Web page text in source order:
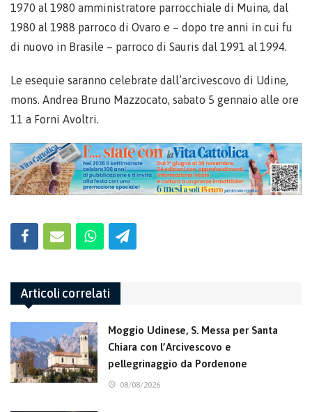
1970 al 1980 amministratore parrocchiale di Muina, dal
1980 al 1988 parroco di Ovaro e – dopo tre anni in cui fu
di nuovo in Brasile – parroco di Sauris dal 1991 al 1994.
Le esequie saranno celebrate dall’arcivescovo di Udine,
mons. Andrea Bruno Mazzocato, sabato 5 gennaio alle ore
11 a Forni Avoltri.
Articoli correlati
Moggio Udinese, S. Messa per Santa
Chiara con l’Arcivescovo e
pellegrinaggio da Pordenone
08/08/2026